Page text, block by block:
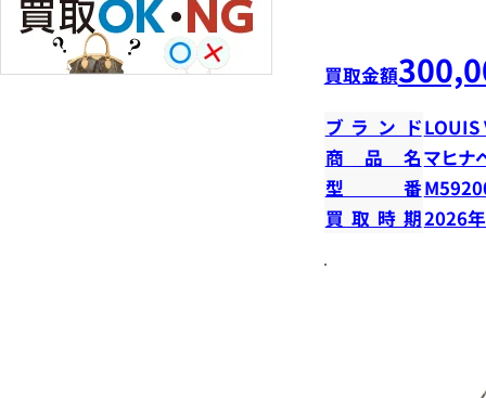
買取金額
ブランドLOUIS
商品名マヒナ
型番
買取時期2026